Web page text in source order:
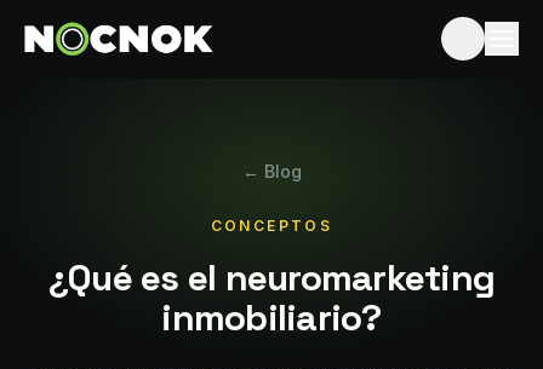
← Blog
CONCEPTOS
¿Qué es el neuromarketing
inmobiliario?